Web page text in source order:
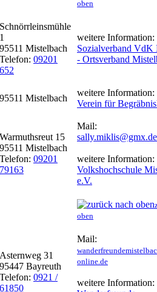
oben
Schnörrleinsmühle
1
95511 Mistelbach
Telefon: 09201
652
weitere Information:
Sozialverband VdK
- Ortsverband
95511 Mistelbach
weitere Information:
Verein für
Warmuthsreut 15
95511 Mistelbach
Telefon: 09201
79163
Mail:
sally.miklis@gmx.de
weitere Information:
Volkshochschule
e.V.
oben
Asternweg 31
95447 Bayreuth
Telefon: 0921 /
61850
Mail:
online.de
weitere Information: